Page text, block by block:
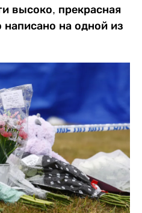
высоко, прекрасная
на одной из